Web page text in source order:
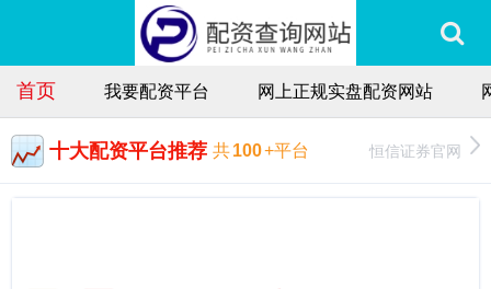
首页 我要配资平台 网上正规实盘配资网站
十大配资平台推荐 共100+平台 恒信证券官网